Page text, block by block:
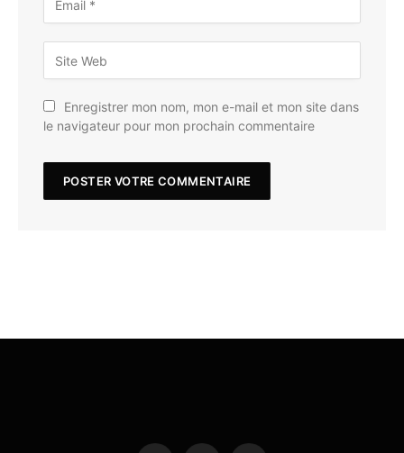
Enregistrer mon nom, mon e-mail et mon site dans
le navigateur pour mon prochain commentaire